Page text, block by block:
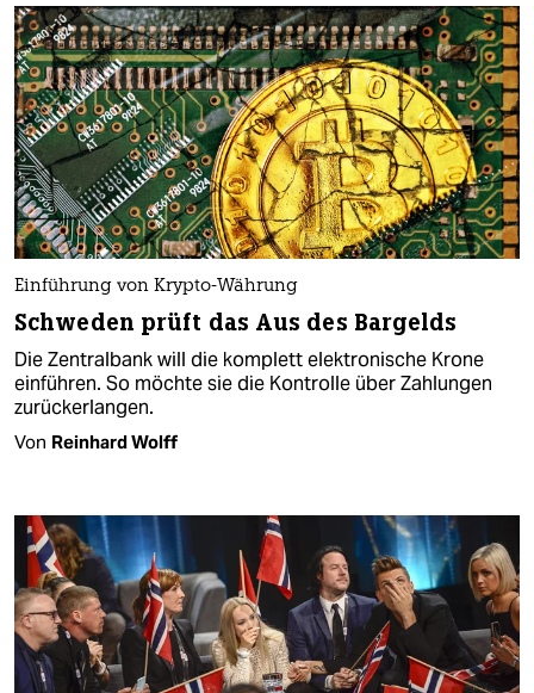
Einführung von Krypto-Währung
Schweden prüft das Aus des Bargelds
Die Zentralbank will die komplett elektronische Krone
einführen. So möchte sie die Kontrolle über Zahlungen
zurückerlangen.
Von Reinhard Wolff